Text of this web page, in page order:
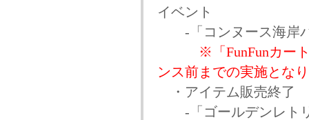
イベント
-「コンヌース海岸
※「FunFunカー
ンス前までの実施とな
・アイテム販売終了
-「ゴールデンレトリ